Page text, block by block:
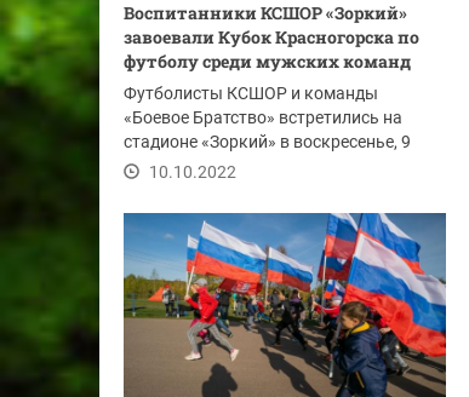
Воспитанники КСШОР «Зоркий»
завоевали Кубок Красногорска по
футболу среди мужских команд
Футболисты КСШОР и команды
«Боевое Братство» встретились на
стадионе «Зоркий» в воскресенье, 9
октября.
10.10.2022